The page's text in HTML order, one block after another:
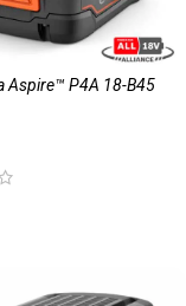
Aspire™ P4A 18-B45